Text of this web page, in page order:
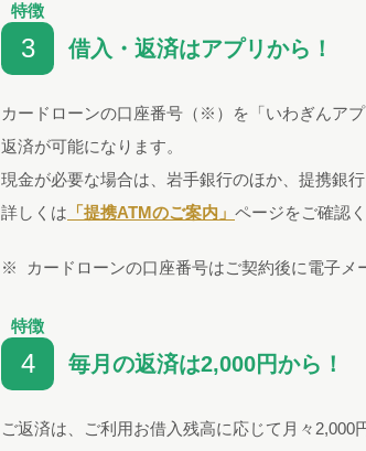
特徴
3 借入・返済はアプリから！
カードローンの口座番号（※）を「いわぎんア
返済が可能になります。
現金が必要な場合は、岩手銀行のほか、提携銀
詳しくは 「提携ATMのご案内」 ページをご確認く
カードローンの口座番号はご契約後に電子メ
特徴
4 毎月の返済は2,000円から！
ご返済は、ご利用お借入残高に応じて月々2,000